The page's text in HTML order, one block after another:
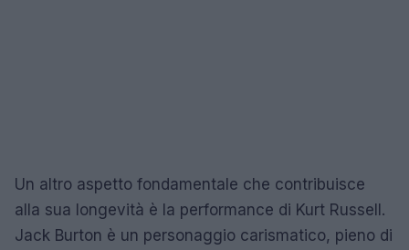
Un altro aspetto fondamentale che contribuisce
alla sua longevità è la performance di Kurt Russell.
Jack Burton è un personaggio carismatico, pieno di